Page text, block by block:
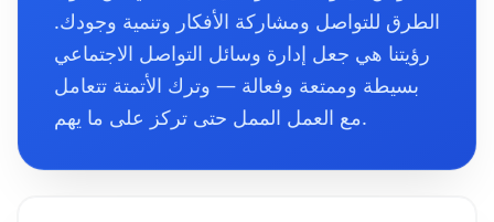
الطرق للتواصل ومشاركة الأفكار وتنمية وجودك.
رؤيتنا هي جعل إدارة وسائل التواصل الاجتماعي
بسيطة وممتعة وفعالة — وترك الأتمتة تتعامل
مع العمل الممل حتى تركز على ما يهم.